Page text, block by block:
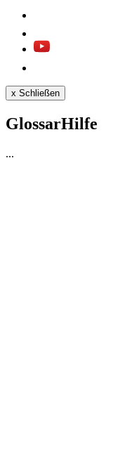
x Schließen
GlossarHilfe
...